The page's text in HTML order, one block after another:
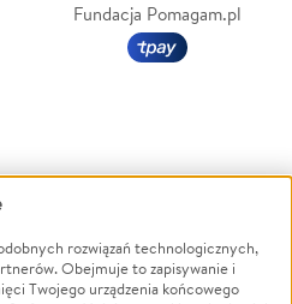
Fundacja Pomagam.pl
Powódź
Wichura
rozwiązań technologicznych,
Obejmuje to zapisywanie i
Twojego urządzenia końcowego